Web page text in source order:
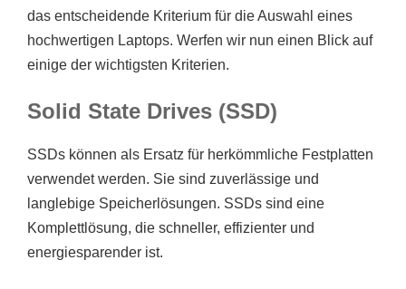
das entscheidende Kriterium für die Auswahl eines
hochwertigen Laptops. Werfen wir nun einen Blick auf
einige der wichtigsten Kriterien.
Solid State Drives (SSD)
SSDs können als Ersatz für herkömmliche Festplatten
verwendet werden. Sie sind zuverlässige und
langlebige Speicherlösungen. SSDs sind eine
Komplettlösung, die schneller, effizienter und
energiesparender ist.